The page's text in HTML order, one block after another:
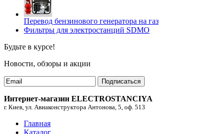
Перевод бензинового генератора на газ
Фильтры для электростанций SDMO
Будьте в курсе!
Новости, обзоры и акции
Подписаться
Интернет-магазин ELECTROSTANCIYA
г. Киев, ул. Авиаконструктора Антонова, 5, оф. 513
Главная
Каталог